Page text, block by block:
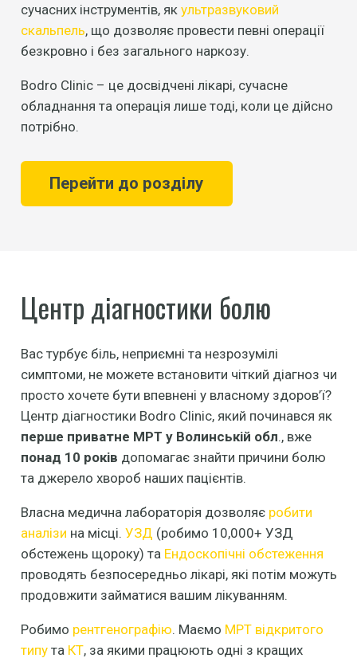
сучасних інструментів, як ультразвуковий
скальпель, що дозволяє провести певні операції
безкровно і без загального наркозу.
Bodro Clinic – це досвідчені лікарі, сучасне
обладнання та операція лише тоді, коли це дійсно
потрібно.
Перейти до розділу
Центр діагностики болю
Вас турбує біль, неприємні та незрозумілі
симптоми, не можете встановити чіткий діагноз чи
просто хочете бути впевнені у власному здоров’ї?
Центр діагностики Bodro Clinic, який починався як
перше приватне МРТ у Волинській обл., вже
понад 10 років допомагає знайти причини болю
та джерело хвороб наших пацієнтів.
Власна медична лабораторія дозволяє робити
аналізи на місці. УЗД (робимо 10,000+ УЗД
обстежень щороку) та Ендоскопічні обстеження
проводять безпосередньо лікарі, які потім можуть
продовжити займатися вашим лікуванням.
Робимо рентгенографію. Маємо МРТ відкритого
типута КТ, за якими працюють одні з кращих